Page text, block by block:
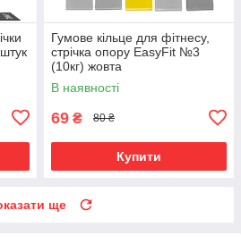
Гумове кільце для фітнесу,
стрічка опору EasyFit №3
(10кг) жовта
В наявності
69 ₴ 80 ₴
Купити
ще